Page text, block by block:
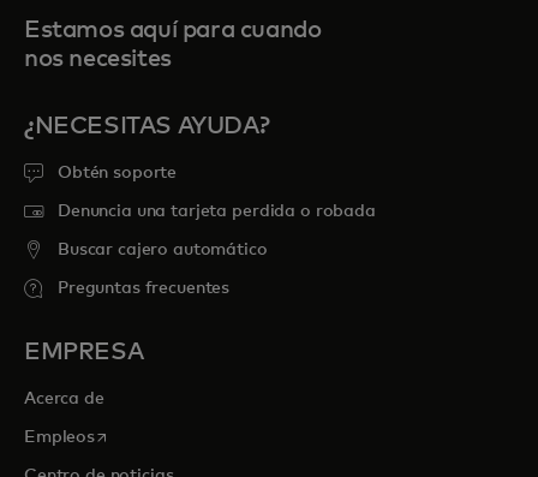
Estamos aquí para cuando
nos necesites
¿NECESITAS AYUDA?
Obtén soporte
Denuncia una tarjeta perdida o robada
Buscar cajero automático
Preguntas frecuentes
EMPRESA
Acerca de
Empleosse abre en una pestaña nueva